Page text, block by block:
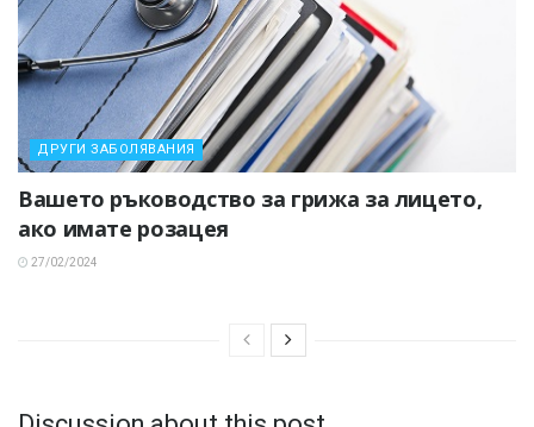
ДРУГИ ЗАБОЛЯВАНИЯ
Вашето ръководство за грижа за лицето,
ако имате розацея
27/02/2024